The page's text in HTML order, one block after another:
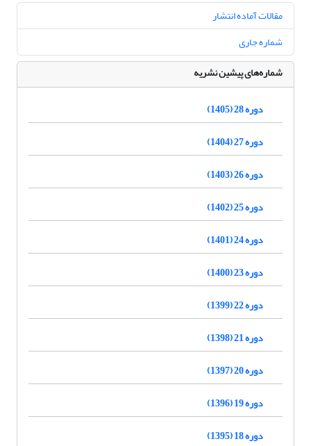
مقالات آماده انتشار
شماره جاری
شماره‌های پیشین نشریه
دوره 28 (1405)
دوره 27 (1404)
دوره 26 (1403)
دوره 25 (1402)
دوره 24 (1401)
دوره 23 (1400)
دوره 22 (1399)
دوره 21 (1398)
دوره 20 (1397)
دوره 19 (1396)
دوره 18 (1395)